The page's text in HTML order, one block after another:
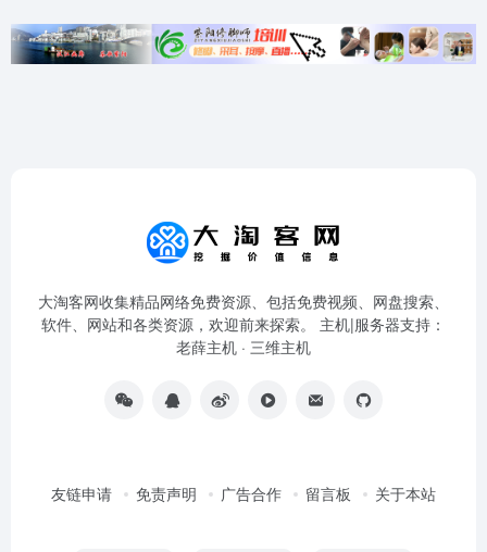
大淘客网收集精品网络免费资源、包括免费视频、网盘搜索、
软件、网站和各类资源，欢迎前来探索。 主机|服务器支持：
老薛主机 · 三维主机
友链申请 免责声明 广告合作 留言板 关于本站